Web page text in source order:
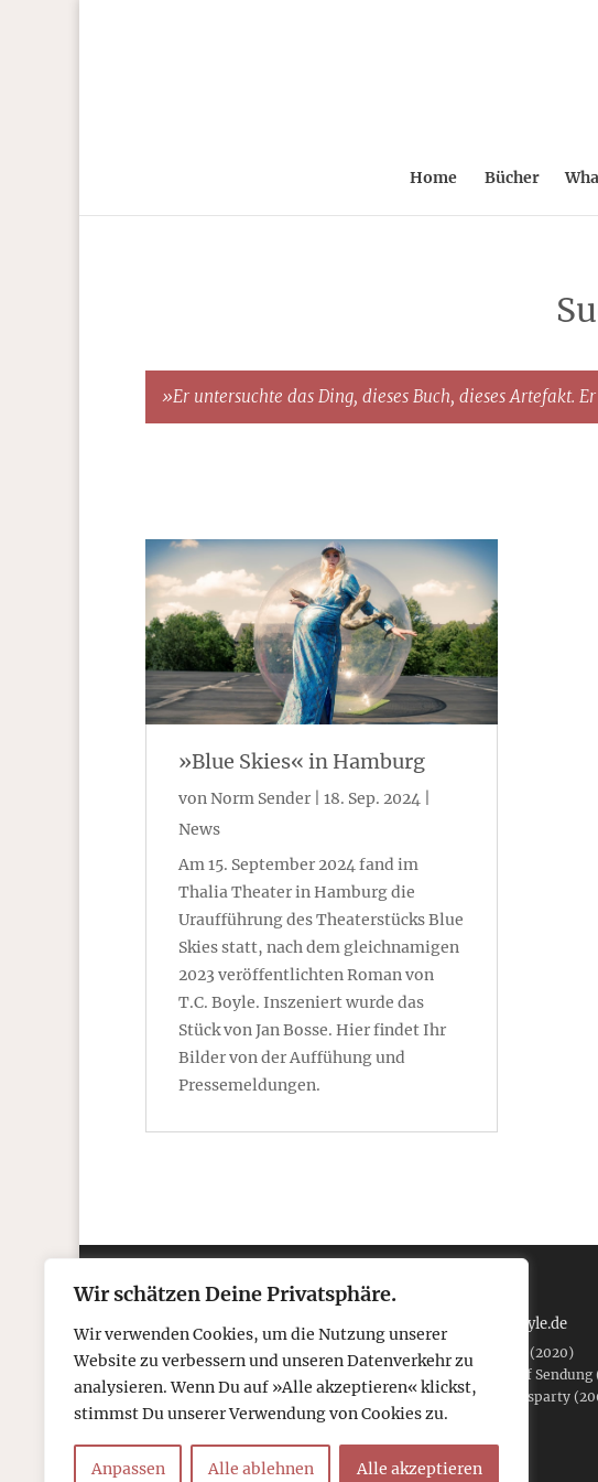
Wir schätzen Deine Privatsphäre.
Wir verwenden Cookies, um die Nutzung unserer
Website zu verbessern und unseren Datenverkehr zu
analysieren. Wenn Du auf »Alle akzeptieren« klickst,
stimmst Du unserer Verwendung von Cookies zu.
Anpassen Alle ablehnen Alle akzeptieren
Home Bücher
»Er untersuchte das Ding, dieses Buch, dieses Artefakt.
»Blue Skies« in Hamburg
vonNorm Sender 18. Sep. 2024
News
Am 15. September 2024 fand im
Thalia Theater in Hamburg die
Uraufführung des Theaterstücks Blue
Skies statt, nach dem gleichnamigen
2023 veröffentlichten Roman von
T.C. Boyle. Inszeniert wurde das
Stück von Jan Bosse. Hier findet Ihr
Bilder von der Auffühung und
Pressemeldungen.
Kontakt
Telefon: 05306 912 418
Über tcboyle.de
Refreshed (2020)
Wieder auf Sendung
Eröffnungsparty